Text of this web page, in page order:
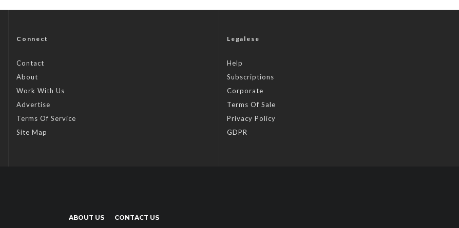
Connect
Contact
About
Work With Us
Advertise
Terms Of Service
Site Map
Legalese
Help
Subscriptions
Corporate
Terms Of Sale
Privacy Policy
GDPR
ABOUT US CONTACT US